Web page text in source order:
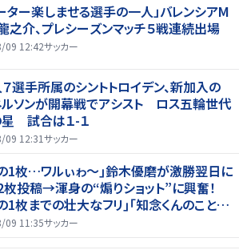
ター楽しませる選手の一人」バレンシアM
之介、プレシーズンマッチ５戦連続出場
09 12:42サッカー
選手所属のシントトロイデン、新加入の
ソンが開幕戦でアシスト ロス五輪世代
試合は１-１
09 12:31サッカー
1枚…ワルぃゎ〜｣鈴木優磨が激勝翌日に
投稿→渾身の“煽りショット”に興奮！
1枚までの壮大なフリ｣｢知念くんのことど
きなんよｗ｣
09 11:35サッカー